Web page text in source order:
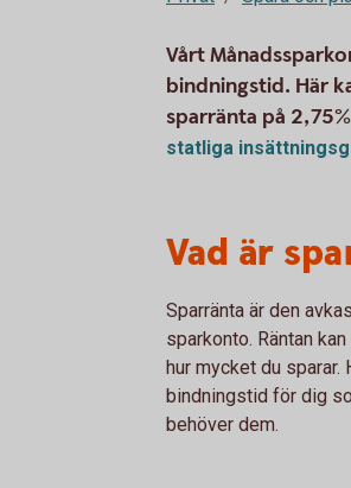
Vårt
bindningstid. Här
sparränta på
statliga
Vad är
Sparränta är den
sparkonto. Räntan
hur mycket du sparar.
bindningstid för dig
behöver dem.